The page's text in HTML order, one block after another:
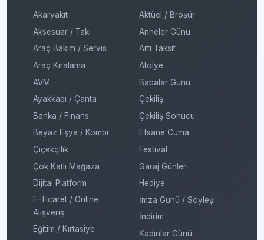
Akaryakıt
Aksesuar / Takı
Araç Bakım / Servis
Araç Kiralama
AVM
Ayakkabı / Çanta
Banka / Finans
Beyaz Eşya / Kombi
Çiçekçilik
Çok Katlı Mağaza
Dijital Platform
E-Ticaret / Online
Alışveriş
Eğitim / Kırtasiye
Aktüel / Broşür
Anneler Günü
Artı Taksit
Atölye
Babalar Günü
Çekiliş
Çekiliş Sonucu
Efsane Cuma
Festival
Garaj Günleri
Hediye
İmza Günü / Söyleşi
İndirim
Kadınlar Günü